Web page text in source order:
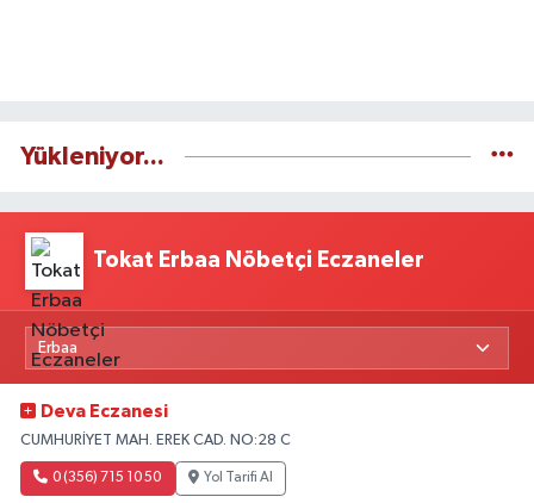
Yükleniyor...
Tokat Erbaa Nöbetçi Eczaneler
Deva Eczanesi
CUMHURİYET MAH. EREK CAD. NO:28 C
0 (356) 715 10 50 Yol Tarifi Al